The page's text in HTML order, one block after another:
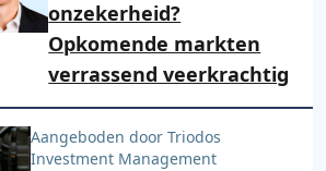
onzekerheid?
Opkomende markten
verrassend veerkrachtig
Aangeboden door Triodos
Investment Management